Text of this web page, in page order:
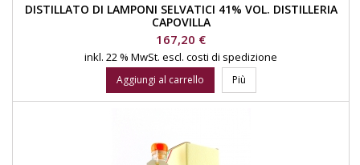
DISTILLATO DI LAMPONI SELVATICI 41% VOL. DISTILLERIA
CAPOVILLA
Prezzo
167,20 €
inkl. 22 % MwSt. escl. costi di spedizione
Aggiungi al carrello Più